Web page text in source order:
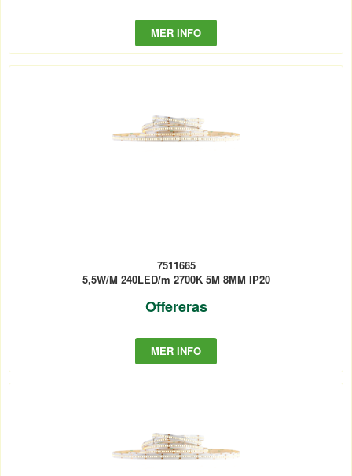
MER INFO
7511665
5,5W/M 240LED/m 2700K 5M 8MM IP20
Offereras
MER INFO